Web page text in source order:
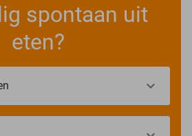
spontaan uit
eten?